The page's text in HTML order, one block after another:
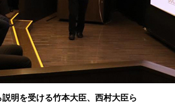
明を受ける竹本大臣、西村大臣ら